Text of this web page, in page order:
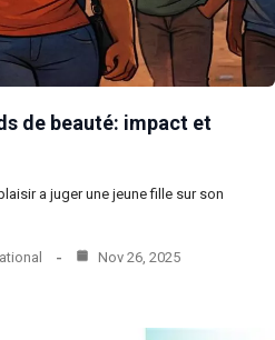
de beauté: impact et
a juger une jeune fille sur son
Nov 26, 2025